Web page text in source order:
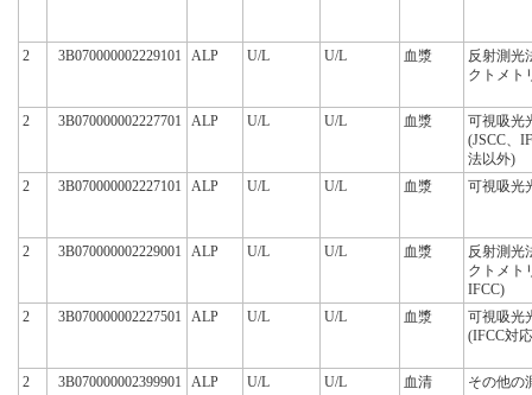
2 3B070000002229101 ALP U/L U/L 血漿
反射測光
クトメト
2 3B070000002227701 ALP U/L U/L 血漿
可視吸光
(JSCC、
法以外)
2
3B070000002227101 ALP U/L U/L 血漿 可視吸光
2 3B070000002229001 ALP U/L U/L 血漿
反射測光
クトメト
IFCC)
2
3B070000002227501 ALP U/L U/L 血漿
可視吸光
(IFCC対
2 3B070000002399901 ALP U/L U/L 血清 その他の